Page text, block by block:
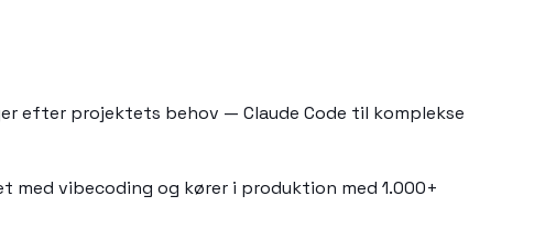
efter projektets behov — Claude Code til komplekse
med vibecoding og kører i produktion med 1.000+